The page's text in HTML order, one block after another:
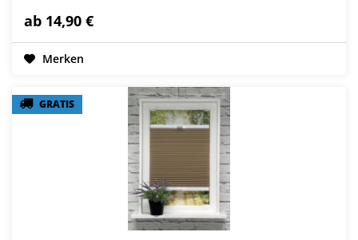
ab 14,90 €
Merken
GRATIS
GRATIS